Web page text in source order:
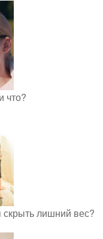
что?
лишний вес?